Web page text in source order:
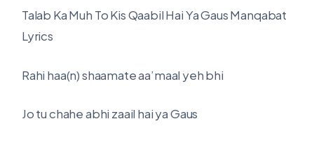
Talab Ka Muh To Kis Qaabil Hai Ya Gaus Manqabat
Lyrics
Rahi haa(n) shaamate aa’maal yeh bhi
Jo tu chahe abhi zaail hai ya Gaus